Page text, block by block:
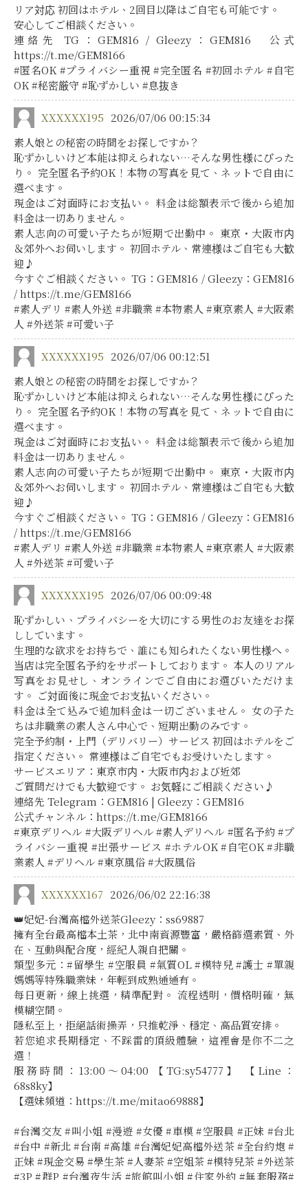
リア対応 初回はホテル、2回目以降はご自宅も可能です。
安心してご相談ください。
連絡先 TG：GEM816 / Gleezy：GEM816 公式
https://t.me/GEM8166
#匿名OK #プライバシー重視 #完全匿名 #初回ホテル #自宅
OK #秘密厳守 #恥ずかしい #息抜き
XXXXXX195 2026/07/06 00:15:34
素人娘との秘密の時間をお探しですか？
恥ずかしいけど本能は抑えられない…そんな男性様にぴった
り。 完全匿名予約OK！本物の写真を見て、ネットで自由に
選べます。
現金はご対面時にお支払い。 料金は総額表示で後から追加
料金は一切ありません。
素人志向の可愛い子たちが短期で出勤中。 東京・大阪市内
＆郊外へお伺いします。 初回ホテル、常連様はご自宅も大歓
迎♪
今すぐご相談ください。 TG：GEM816 / Gleezy：GEM816
/ https://t.me/GEM8166
#素人デリ #素人外送 #非職業 #本物素人 #東京素人 #大阪素
人 #外送茶 #可愛い子
XXXXXX195 2026/07/06 00:12:51
素人娘との秘密の時間をお探しですか？
恥ずかしいけど本能は抑えられない…そんな男性様にぴった
り。 完全匿名予約OK！本物の写真を見て、ネットで自由に
選べます。
現金はご対面時にお支払い。 料金は総額表示で後から追加
料金は一切ありません。
素人志向の可愛い子たちが短期で出勤中。 東京・大阪市内
＆郊外へお伺いします。 初回ホテル、常連様はご自宅も大歓
迎♪
今すぐご相談ください。 TG：GEM816 / Gleezy：GEM816
/ https://t.me/GEM8166
#素人デリ #素人外送 #非職業 #本物素人 #東京素人 #大阪素
人 #外送茶 #可愛い子
XXXXXX195 2026/07/06 00:09:48
恥ずかしい、プライバシーを大切にする男性のお友達をお探
ししています。
生理的な欲求をお持ちで、誰にも知られたくない男性様へ。
当店は完全匿名予約をサポートしております。 本人のリアル
写真をお見せし、オンラインでご自由にお選びいただけま
す。 ご対面後に現金でお支払いください。
料金は全て込みで追加料金は一切ございません。 女の子た
ちは非職業の素人さん中心で、短期出勤のみです。
完全予約制・上門（デリバリー）サービス 初回はホテルをご
指定ください。 常連様はご自宅でもお受けいたします。
サービスエリア：東京市内・大阪市内および近郊
ご質問だけでも大歓迎です。 お気軽にご相談ください♪
連絡先 Telegram：GEM816 | Gleezy：GEM816
公式チャンネル：https://t.me/GEM8166
#東京デリヘル #大阪デリヘル #素人デリヘル #匿名予約 #プ
ライバシー重視 #出張サービス #ホテルOK #自宅OK #非職
業素人 #デリヘル #東京風俗 #大阪風俗
XXXXXX167 2026/06/02 22:16:38
👑妃妃-台灣高檔外送茶 Gleezy：ss69887
擁有全台最高檔本土茶，北中南資源豐富，嚴格篩選素質、外
在、互動與配合度，經紀人親自把關。
類型多元：#留學生 #空服員 #氣質OL #模特兒 #護士 #單親
媽 媽等特殊職業妹，年輕到成熟通通有。
每日更新，線上挑選，精準配對。 流程透明，價格明確，無
模糊空間。
隱私至上，拒絕話術操弄，只推乾淨、穩定、高品質安排。
若您追求長期穩定、不踩雷的頂級體驗，這裡會是你不二之
選！
服務時間：13:00～04:00 【TG:sy54777】 【Line：
68s8ky】
【選妹頻道：https://t.me/mitao69888】
#台灣交友 #叫小姐 #漫遊 #女優 #車模 #空服員 #正妹 #台北
#台中 #新北 #台南 #高雄 #台灣妃妃高檔外送茶 #全台約炮 #
正妹 #現金交易 #學生茶 #人妻茶 #空姐茶 #模特兒茶 #外送茶
#3P #群P #台灣夜生活 #旅館叫小姐 #住家外約 #無套服務#